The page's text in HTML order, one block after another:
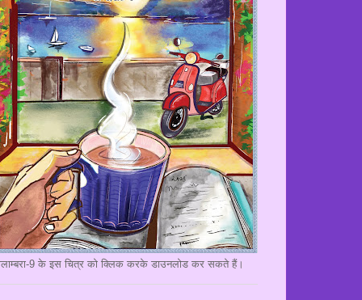
9 के इस चित्र को क्लिक करके डाउनलोड कर सकते हैं।